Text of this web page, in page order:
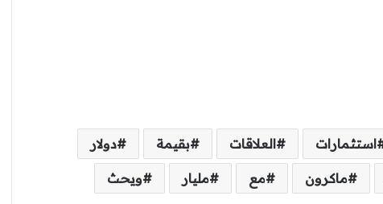
استثمارات العلاقات بقيمة دولار
ماكرون مع مليار ويحث